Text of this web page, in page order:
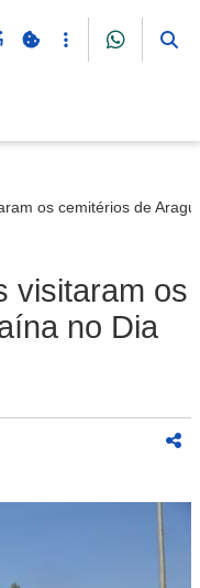
os cemitérios de
visitaram os
no Dia